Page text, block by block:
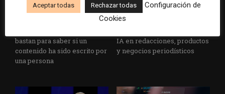
bastan para saber si un
contenido ha sido escrito por
una persona
IA en redacciones, productos
y negocios periodísticos
Aceptar todas Rechazar todas
Configuración de
Cookies